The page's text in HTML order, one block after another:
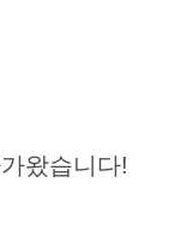
왔습니다!